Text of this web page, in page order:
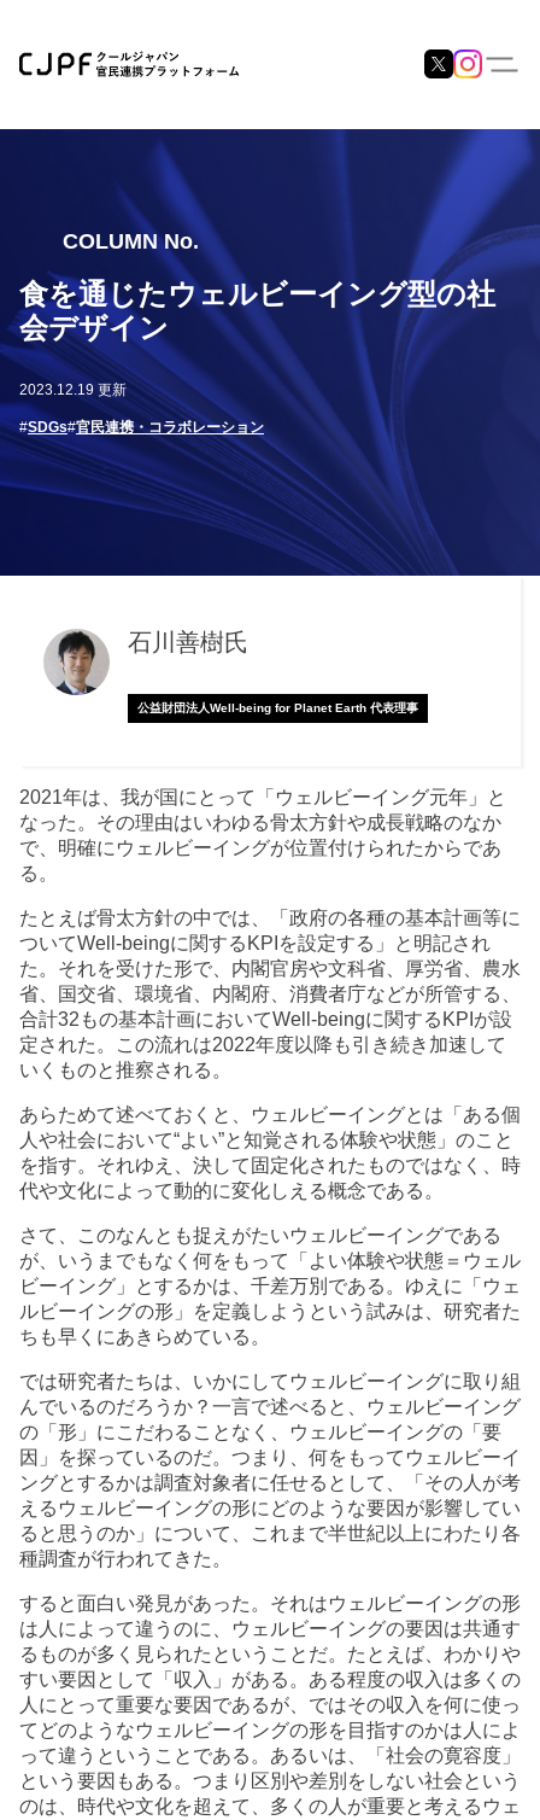
COLUMN No.
食を通じたウェルビーイング型の社
会デザイン
2023.12.19 更新
#SDGs#官民連携・コラボレーション
石川善樹氏
公益財団法人Well-being for Planet Earth 代表理事
2021年は、我が国にとって「ウェルビーイング元年」と
なった。その理由はいわゆる骨太方針や成長戦略のなか
で、明確にウェルビーイングが位置付けられたからであ
る。
たとえば骨太方針の中では、「政府の各種の基本計画等に
ついてWell-beingに関するKPIを設定する」と明記され
た。それを受けた形で、内閣官房や文科省、厚労省、農水
省、国交省、環境省、内閣府、消費者庁などが所管する、
合計32もの基本計画においてWell-beingに関するKPIが設
定された。この流れは2022年度以降も引き続き加速して
いくものと推察される。
あらためて述べておくと、ウェルビーイングとは「ある個
人や社会において“よい”と知覚される体験や状態」のこと
を指す。それゆえ、決して固定化されたものではなく、時
代や文化によって動的に変化しえる概念である。
さて、このなんとも捉えがたいウェルビーイングである
が、いうまでもなく何をもって「よい体験や状態＝ウェル
ビーイング」とするかは、千差万別である。ゆえに「ウェ
ルビーイングの形」を定義しようという試みは、研究者た
ちも早くにあきらめている。
では研究者たちは、いかにしてウェルビーイングに取り組
んでいるのだろうか？一言で述べると、ウェルビーイング
の「形」にこだわることなく、ウェルビーイングの「要
因」を探っているのだ。つまり、何をもってウェルビーイ
ングとするかは調査対象者に任せるとして、「その人が考
えるウェルビーイングの形にどのような要因が影響してい
ると思うのか」について、これまで半世紀以上にわたり各
種調査が行われてきた。
すると面白い発見があった。それはウェルビーイングの形
は人によって違うのに、ウェルビーイングの要因は共通す
るものが多く見られたということだ。たとえば、わかりや
すい要因として「収入」がある。ある程度の収入は多くの
人にとって重要な要因であるが、ではその収入を何に使っ
てどのようなウェルビーイングの形を目指すのかは人によ
って違うということである。あるいは、「社会の寛容度」
という要因もある。つまり区別や差別をしない社会という
のは、時代や文化を超えて、多くの人が重要と考えるウェ